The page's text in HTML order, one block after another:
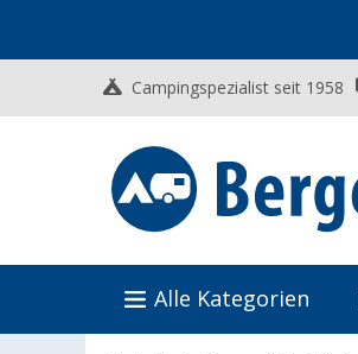
Campingspezialist seit 1958
Alle Kategorien